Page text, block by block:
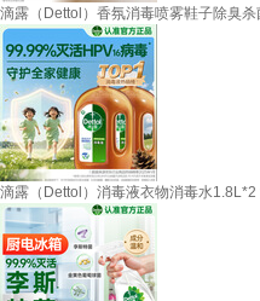
滴露（Dettol）香氛消毒喷雾鞋子除臭
滴露（Dettol）消毒液衣物消毒水